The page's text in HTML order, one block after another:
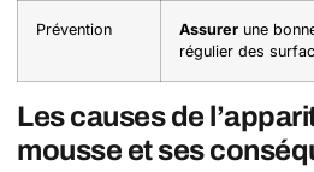
Prévention Assurer une
régulier des
Les causes de
mousse et ses